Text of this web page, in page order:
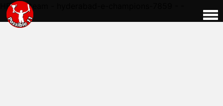
HERE - team - hyderabad-e-champions-7859 - -